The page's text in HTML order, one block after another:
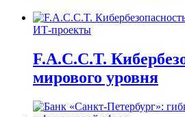
ИТ-проекты
F.A.C.C.T.
мирового уровня